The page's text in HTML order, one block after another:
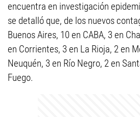
encuentra en investigación
se detalló que, de los nuevos
Buenos Aires, 10 en CABA, 3 en
en Corrientes, 3 en La Rioja, 2 en
Neuquén, 3 en Río Negro, 2 en
Fuego.